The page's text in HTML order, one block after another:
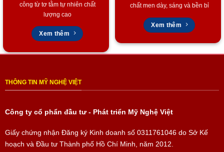
công từ tơ tằm tự nhiên chất
lượng cao
Xem thêm
chất men dày, sáng và bền bỉ
Xem thêm
THÔNG TIN MỸ NGHỆ VIỆT
Công ty cổ phẩn đầu tư - Phát triển Mỹ Nghệ Việt
Giấy chứng nhận Đăng ký Kinh doanh số 0311761046 do Sở Kế
hoạch và Đầu tư Thành phố Hồ Chí Minh, năm 2012.